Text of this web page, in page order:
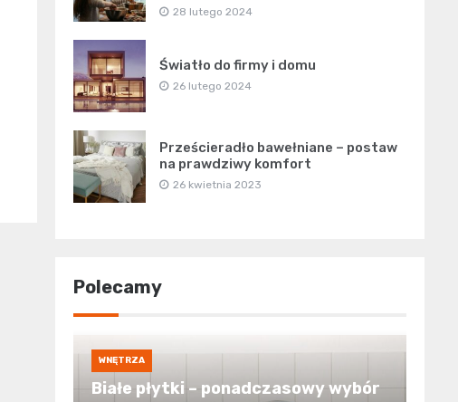
28 lutego 2024
Światło do firmy i domu
26 lutego 2024
Prześcieradło bawełniane – postaw
na prawdziwy komfort
26 kwietnia 2023
Polecamy
WNĘTRZA
Białe płytki – ponadczasowy wybór